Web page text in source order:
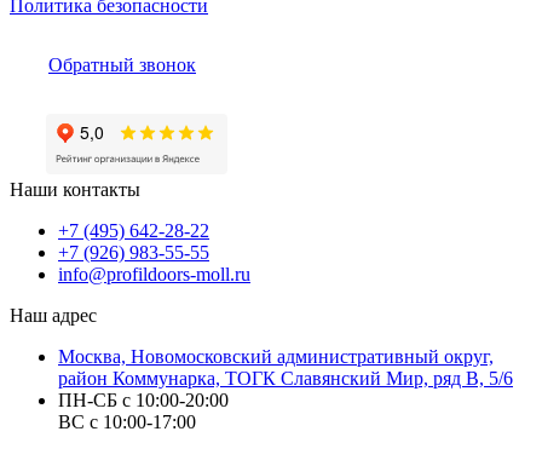
Политика безопасности
Обратный звонок
Наши контакты
+7 (495) 642-28-22
+7 (926) 983-55-55
info@profildoors-moll.ru
Наш адрес
Москва, Новомосковский административный округ,
район Коммунарка, ТОГК Славянский Мир, ряд В, 5/6
ПН-СБ с 10:00-20:00
ВС с 10:00-17:00